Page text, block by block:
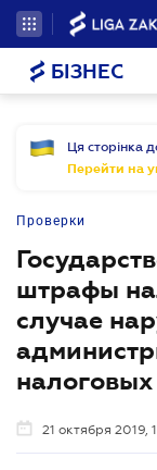
БІЗНЕС
Ця сторінка
Перейти на
Проверки
штрафы
случае
21 октября 2019,